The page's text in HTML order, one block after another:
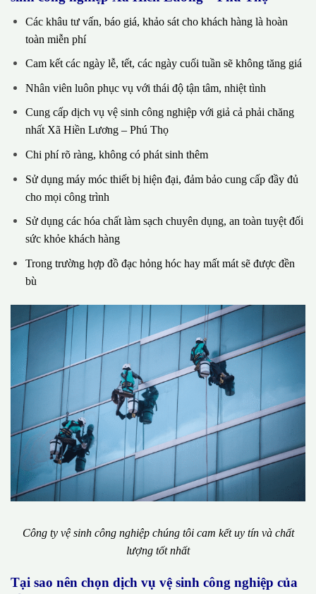
Các khâu tư vấn, báo giá, khảo sát cho khách hàng là hoàn
toàn miễn phí
Cam kết các ngày lễ, tết, các ngày cuối tuần sẽ không tăng giá
Nhân viên luôn phục vụ với thái độ tận tâm, nhiệt tình
Cung cấp dịch vụ vệ sinh công nghiệp với giả cả phải chăng
nhất Xã Hiền Lương – Phú Thọ
Chi phí rõ ràng, không có phát sinh thêm
Sử dụng máy móc thiết bị hiện đại, đảm bảo cung cấp đầy đủ
cho mọi công trình
Sử dụng các hóa chất làm sạch chuyên dụng, an toàn tuyệt đối
sức khỏe khách hàng
Trong trường hợp đồ đạc hỏng hóc hay mất mát sẽ được đền
bù
Công ty vệ sinh công nghiệp chúng tôi cam kết uy tín và chất
lượng tốt nhất
Tại sao nên chọn dịch vụ vệ sinh công nghiệp của